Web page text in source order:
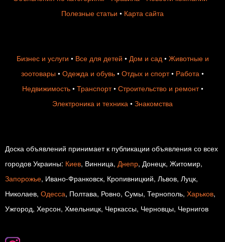
Полезные статьи • Карта сайта
Бизнес и услуги • Все для детей • Дом и сад• Животные и
зоотовары • Одежда и обувь • Отдых и спорт• Работа •
Недвижимость• Транспорт• Строительство и ремонт•
Электроника и техника • Знакомства
Доска объявлений принимает к публикации объявления со всех
городов Украины: Киев, Винница, Днепр, Донецк, Житомир,
Запорожье, Ивано-Франковск, Кропивницкий, Львов, Луцк,
Николаев, Одесса, Полтава, Ровно, Сумы, Тернополь, Харьков,
Ужгород, Херсон, Хмельницк, Черкассы, Черновцы, Чернигов